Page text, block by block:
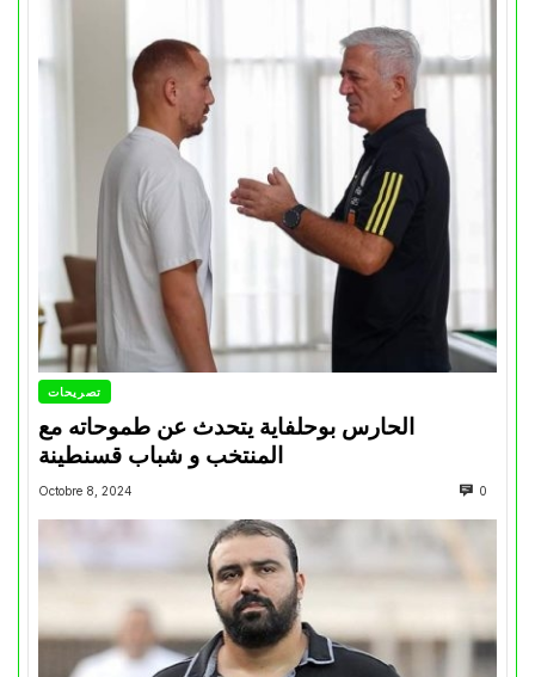
تصريحات
الحارس بوحلفاية يتحدث عن طموحاته مع
المنتخب و شباب قسنطينة
Octobre 8, 2024 0